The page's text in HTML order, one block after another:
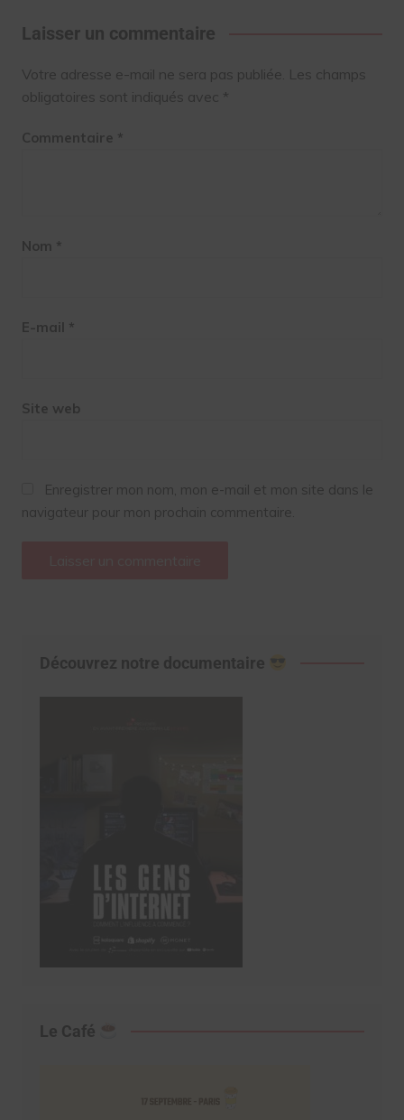
Laisser un commentaire
Votre adresse e-mail ne sera pas publiée. Les champs
obligatoires sont indiqués avec *
Commentaire *
Nom *
E-mail *
Site web
Enregistrer mon nom, mon e-mail et mon site dans le
navigateur pour mon prochain commentaire.
Découvrez notre documentaire
Le Café